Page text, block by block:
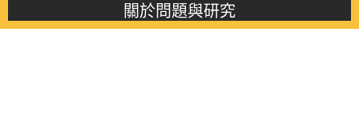
關於問題與研究
About this journal